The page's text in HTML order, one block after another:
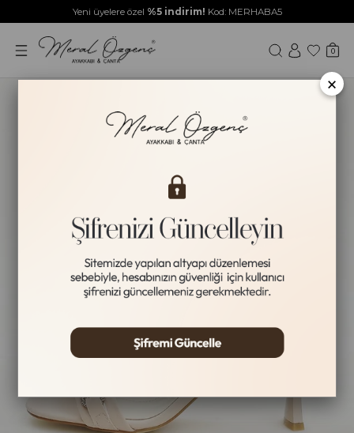
Yeni üyelere özel %5 indirim! Kod: MERHABA5
0
×